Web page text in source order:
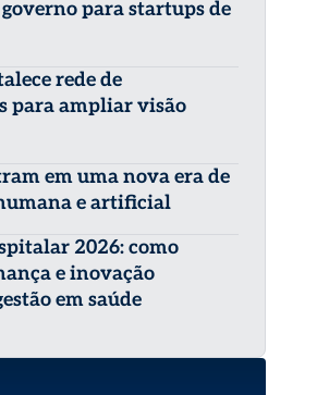
para startups de
rede de
para ampliar visão
em uma nova era de
e artificial
2026: como
e inovação
em saúde